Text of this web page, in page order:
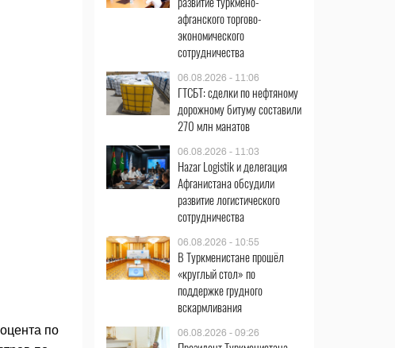
по
афганского торгово-
экономического
сотрудничества
06.08.2026 - 11:06
ГТСБТ: сделки по нефтяному
дорожному битуму составили
270 млн манатов
06.08.2026 - 11:03
Hazar Logistik и делегация
Афганистана обсудили
развитие логистического
сотрудничества
06.08.2026 - 10:55
В Туркменистане прошёл
«круглый стол» по
поддержке грудного
вскармливания
06.08.2026 - 09:26